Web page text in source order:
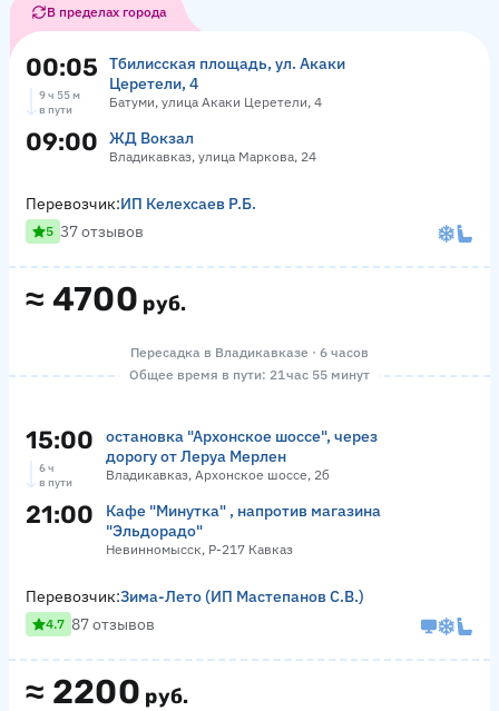
В пределах города
00:05
Тбилисская площадь, ул. Акаки
Церетели, 4
Батуми, улица Акаки Церетели, 4
9 ч 55 м
в пути
09:00 ЖД Вокзал
Владикавказ, улица Маркова, 24
≈ 4700 руб.
Перевозчик:ИП Келехсаев Р.Б.
5 37 отзывов
Пересадка в Владикавказе · 6 часов
Общее время в пути: 21 час 55 минут
15:00
остановка "Архонское шоссе", через
дорогу от Леруа Мерлен
Владикавказ, Архонское шоссе, 2б
6 ч
в пути
21:00
Кафе "Минутка" , напротив магазина
"Эльдорадо"
Невинномысск, Р-217 Кавказ
≈ 2200 руб.
Перевозчик:Зима-Лето (ИП Мастепанов С.В.)
4.7 87 отзывов